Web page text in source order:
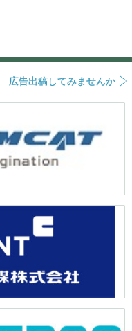
広告出稿してみませんか